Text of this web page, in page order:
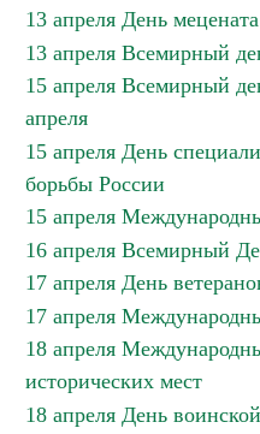
13 апреля День
13 апреля Всемирный
15 апреля Всемирный
апреля
15 апреля День
борьбы России
15 апреля
16 апреля Всемирный
17 апреля День
17 апреля
18 апреля
исторических мест
18 апреля День